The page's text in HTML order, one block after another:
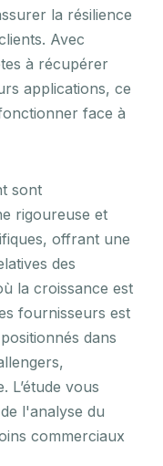
la résilience
Avec
à récupérer
applications, ce
face à
sont
rigoureuse et
offrant une
des
la croissance est
fournisseurs est
dans
L’étude vous
l'analyse du
commerciaux